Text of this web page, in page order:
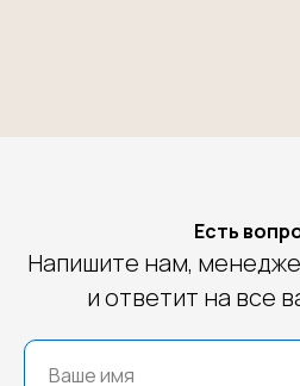
Есть
Напишите нам,
и ответит на все